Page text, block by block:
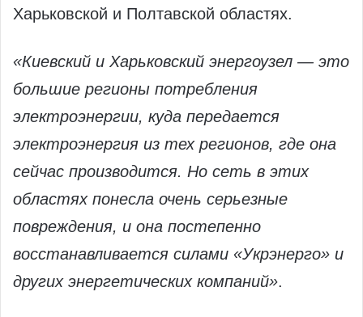
Харьковской и Полтавской областях.
«Киевский и Харьковский энергоузел — это
большие регионы потребления
электроэнергии, куда передается
электроэнергия из тех регионов, где она
сейчас производится. Но сеть в этих
областях понесла очень серьезные
повреждения, и она постепенно
восстанавливается силами «Укрэнерго» и
других энергетических компаний».